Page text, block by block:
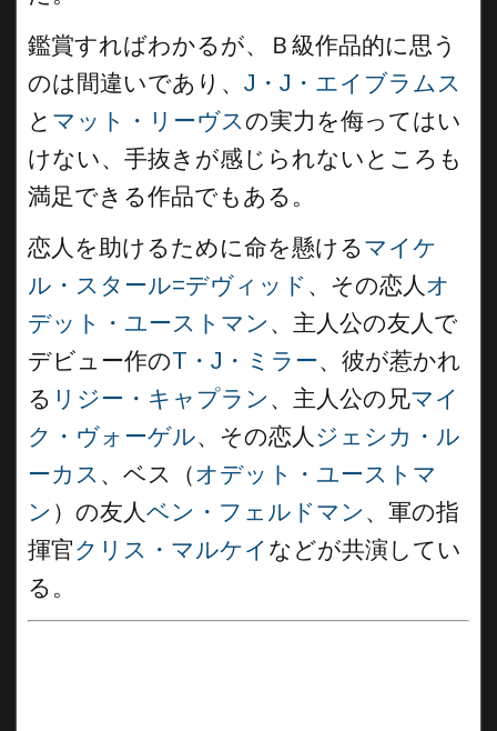
鑑賞すればわかるが、Ｂ級作品的に思う
のは間違いであり、 J・J・エイブラムス
と マット・リーヴスの実力を侮ってはい
けない、手抜きが感じられないところも
満足できる作品でもある。
恋人を助けるために命を懸けるマイケ
ル・スタール=デヴィッド 、その恋人オ
デット・ユーストマン 、主人公の友人で
デビュー作のT・J・ミラー、彼が惹かれ
る リジー・キャプラン 、主人公の兄マイ
ク・ヴォーゲル、その恋人 ジェシカ・ル
ーカス 、ベス（オデット・ユーストマ
ン ）の友人ベン・フェルドマン 、軍の指
揮官クリス・マルケイ などが共演してい
る。